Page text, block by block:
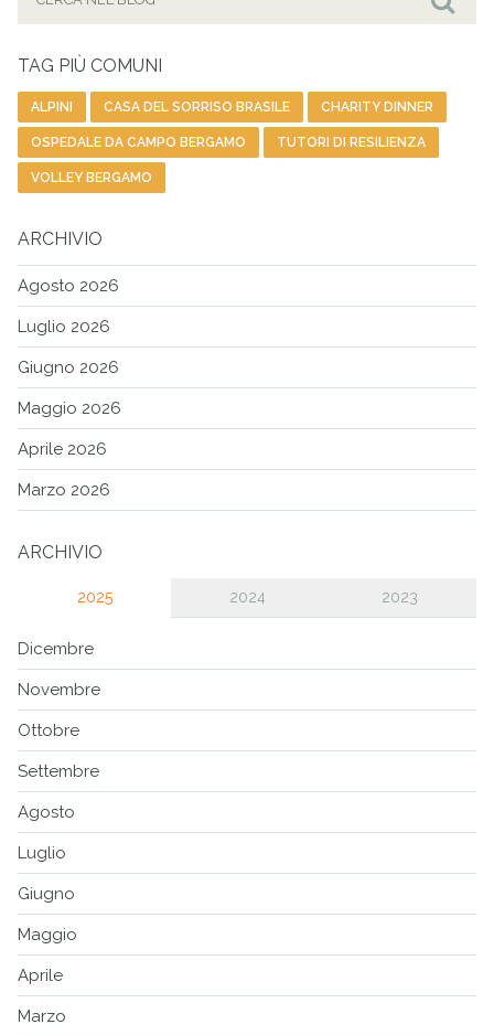
TAG PIÙ COMUNI
ALPINI CASA DEL SORRISO BRASILE CHARITY DINNER
OSPEDALE DA CAMPO BERGAMO TUTORI DI RESILIENZA
VOLLEY BERGAMO
ARCHIVIO
Agosto 2026
Luglio 2026
Giugno 2026
Maggio 2026
Aprile 2026
Marzo 2026
ARCHIVIO
2025 2024 2023
Dicembre
Novembre
Ottobre
Settembre
Agosto
Luglio
Giugno
Maggio
Aprile
Marzo